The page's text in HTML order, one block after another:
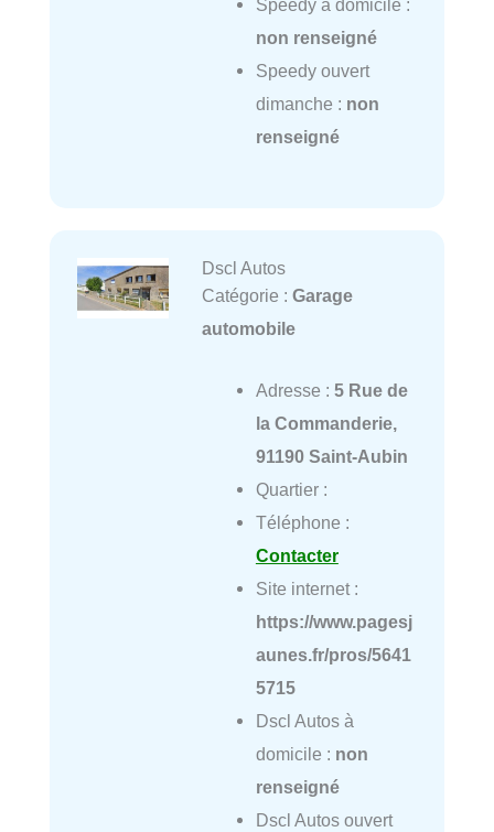
Speedy à domicile :
non renseigné
Speedy ouvert
dimanche : non
renseigné
Dscl Autos
Catégorie : Garage
automobile
Adresse : 5 Rue de
la Commanderie,
91190 Saint-Aubin
Quartier :
Téléphone :
Contacter
Site internet :
https://www.pagesj
aunes.fr/pros/5641
5715
Dscl Autos à
domicile : non
renseigné
Dscl Autos ouvert